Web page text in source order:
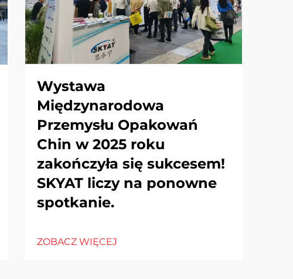
Wystawa
Międzynarodowa
Przemysłu Opakowań
Chin w 2025 roku
zakończyła się sukcesem!
SKYAT liczy na ponowne
spotkanie.
ZOBACZ WIĘCEJ